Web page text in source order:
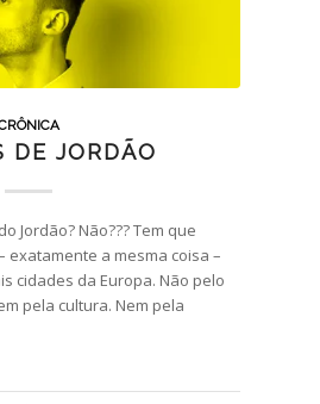
DE JORDÃO
Jordão? Não??? Tem que
exatamente a mesma coisa –
cidades da Europa. Não pelo
pela cultura. Nem pela